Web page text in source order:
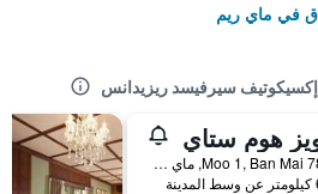
في ماي ريم
سيرفيسد ريزيدانس
هوم ستاي
78/1 Moo 1, Ban Mai, ماي ريم, تايلاند